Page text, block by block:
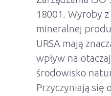
18001. Wyroby z
mineralnej
URSA mają
wpływ na
środowisko
Przyczyniają się